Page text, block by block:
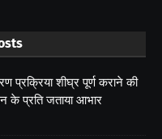
प्रक्रिया शीघ्र पूर्ण कराने की
के प्रति जताया आभार